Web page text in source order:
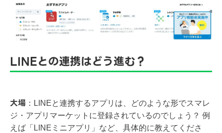
LINEとの連携はどう進む？​
大場 ： LINEと連携するアプリは、どのような形でスマレ
ジ・アプリマーケットに登録されているのでしょう？ 例
えば「LINEミニアプリ」など、具体的に教えてくださ